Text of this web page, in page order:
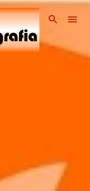
Pular para o conteúdo